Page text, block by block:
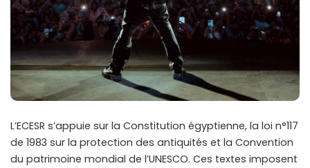
L’ECESR s’appuie sur la Constitution égyptienne, la loi n°117
de 1983 sur la protection des antiquités et la Convention
du patrimoine mondial de l’UNESCO. Ces textes imposent